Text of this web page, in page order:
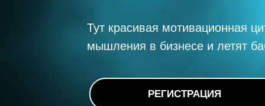
РЕГИСТРАЦИЯ
Тут красивая мотивационная
мышления в бизнесе и летят